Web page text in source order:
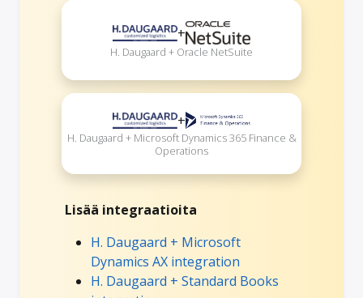
+
H. Daugaard + Oracle NetSuite
+
H. Daugaard + Microsoft Dynamics 365 Finance &
Operations
Lisää integraatioita
H. Daugaard + Microsoft
Dynamics AX integration
H. Daugaard + Standard Books